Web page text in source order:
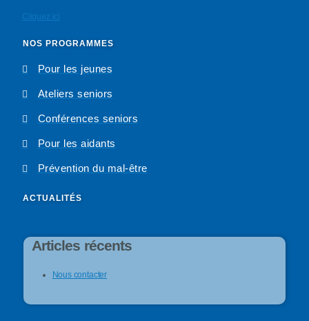
Cliquez ici
NOS PROGRAMMES
Pour les jeunes
Ateliers seniors
Conférences seniors
Pour les aidants
Prévention du mal-être
ACTUALITÉS
Articles récents
Nous contacter